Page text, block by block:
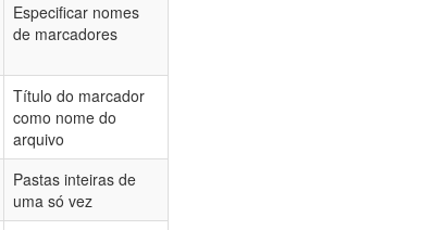
Especificar nomes
de marcadores
Título do marcador
como nome do
arquivo
Pastas inteiras de
uma só vez